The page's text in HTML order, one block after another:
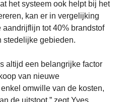
het systeem ook helpt bij het
kan er in vergelijking
aandrijflijn tot 40% brandstof
stedelijke gebieden.
altijd een belangrijke factor
van nieuwe
omwille van de kosten,